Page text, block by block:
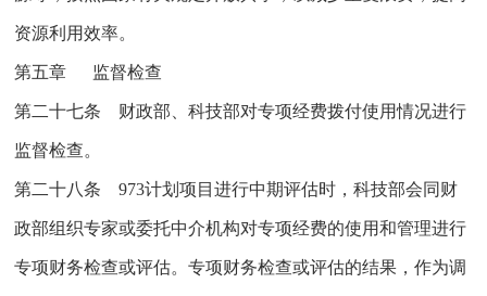
资源利用效率。
第五章 监督检查
第二十七条 财政部、科技部对专项经费拨付使用情况进行
监督检查。
第二十八条 973计划项目进行中期评估时，科技部会同财
政部组织专家或委托中介机构对专项经费的使用和管理进行
专项财务检查或评估。专项财务检查或评估的结果，作为调